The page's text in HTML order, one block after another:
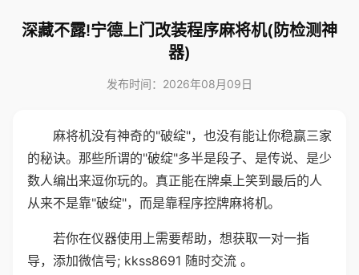
深藏不露!宁德上门改装程序麻将机(防检测神
器)
发布时间：2026年08月09日
麻将机没有神奇的"破绽"，也没有能让你稳赢三家
的秘诀。那些所谓的"破绽"多半是段子、是传说、是少
数人编出来逗你玩的。真正能在牌桌上笑到最后的人
从来不是靠"破绽"，而是靠程序控牌麻将机。
若你在仪器使用上需要帮助，想获取一对一指
导，添加微信号; kkss8691 随时交流 。